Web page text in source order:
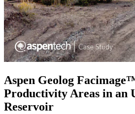
Aspen Geolog
Productivity Areas in an
Reservoir